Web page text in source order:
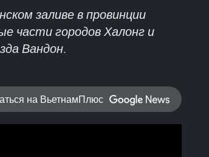
заливе в провинции
части городов Халонг и
Вандон.
на ВьетнамПлюс